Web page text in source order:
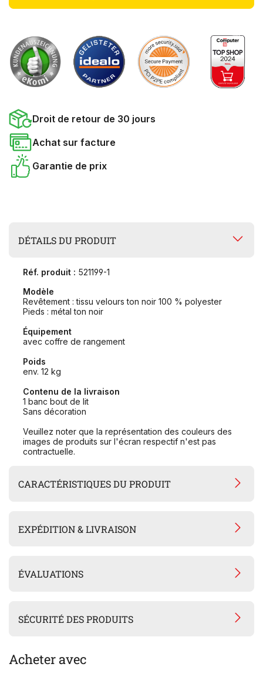
Droit de retour de 30 jours
Achat sur facture
Garantie de prix
DÉTAILS DU PRODUIT
Réf. produit : 521199-1
Modèle
Revêtement : tissu velours ton noir 100 % polyester
Pieds : métal ton noir
Équipement
avec coffre de rangement
Poids
env. 12 kg
Contenu de la livraison
1 banc bout de lit
Sans décoration
Veuillez noter que la représentation des couleurs des
images de produits sur l'écran respectif n'est pas
contractuelle.
CARACTÉRISTIQUES DU PRODUIT
EXPÉDITION & LIVRAISON
ÉVALUATIONS
SÉCURITÉ DES PRODUITS
Acheter avec